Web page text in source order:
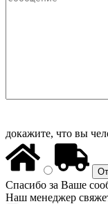
докажите, что вы
Спасибо за Ваше
Наш менеджер